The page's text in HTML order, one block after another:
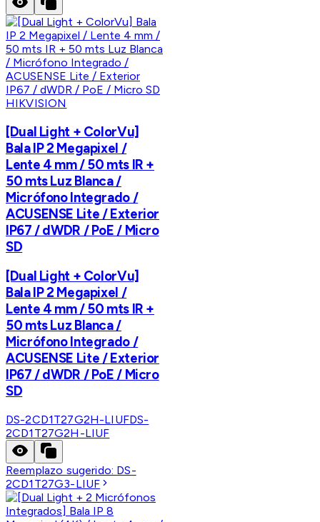
HIKVISION
[Dual Light + ColorVu]
Bala IP 2 Megapixel /
Lente 4 mm / 50 mts IR +
50 mts Luz Blanca /
Micrófono Integrado /
ACUSENSE Lite / Exterior
IP67 / dWDR / PoE / Micro
SD
[Dual Light + ColorVu]
Bala IP 2 Megapixel /
Lente 4 mm / 50 mts IR +
50 mts Luz Blanca /
Micrófono Integrado /
ACUSENSE Lite / Exterior
IP67 / dWDR / PoE / Micro
SD
DS-2CD1T27G2H-LIUFDS-
2CD1T27G2H-LIUF
Reemplazo sugerido: DS-
2CD1T27G3-LIUF